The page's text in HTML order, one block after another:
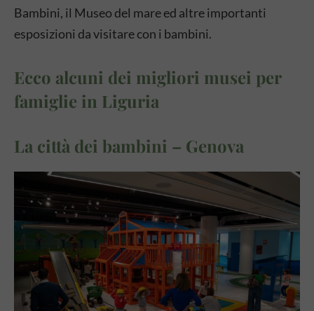
Bambini, il Museo del mare ed altre importanti
esposizioni da visitare con i bambini.
Ecco alcuni dei migliori musei per
famiglie in Liguria
La città dei bambini – Genova